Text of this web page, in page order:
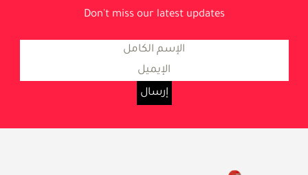
Don't miss our latest updates